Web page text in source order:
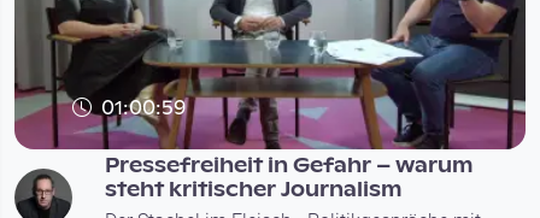
01:00:59
Pressefreiheit in Gefahr – warum
steht kritischer Journalism